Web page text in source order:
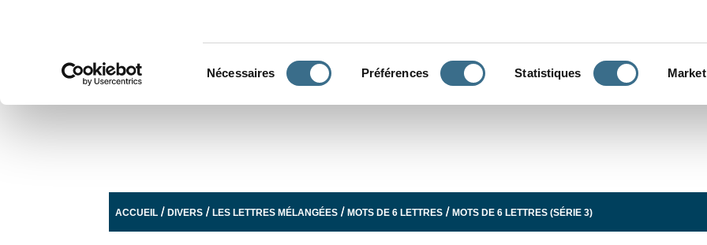
Nécessaires Préférences Statistiques
ACCUEIL /DIVERS /LES LETTRES MÉLANGÉES /MOTS DE 6 LETTRES /MOTS DE 6 LETTRES (SÉRIE 3)